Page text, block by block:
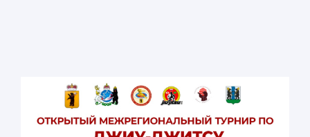
NO-GI/Мальчики 2017 и 2018 / Kids 3/Цветные пояса/
34 кг